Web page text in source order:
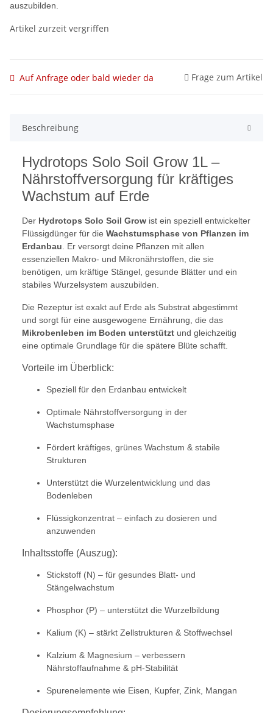
auszubilden.
Artikel zurzeit vergriffen
Auf Anfrage oder bald wieder da Frage zum Artikel
Beschreibung
Hydrotops Solo Soil Grow 1L –
Nährstoffversorgung für kräftiges
Wachstum auf Erde
Der Hydrotops Solo Soil Grow ist ein speziell entwickelter
Flüssigdünger für die Wachstumsphase von Pflanzen im
Erdanbau . Er versorgt deine Pflanzen mit allen
essenziellen Makro- und Mikronährstoffen, die sie
benötigen, um kräftige Stängel, gesunde Blätter und ein
stabiles Wurzelsystem auszubilden.
Die Rezeptur ist exakt auf Erde als Substrat abgestimmt
und sorgt für eine ausgewogene Ernährung, die das
Mikrobenleben im Boden unterstützt und gleichzeitig
eine optimale Grundlage für die spätere Blüte schafft.
Vorteile im Überblick:
Speziell für den Erdanbau entwickelt
Optimale Nährstoffversorgung in der
Wachstumsphase
Fördert kräftiges, grünes Wachstum & stabile
Strukturen
Unterstützt die Wurzelentwicklung und das
Bodenleben
Flüssigkonzentrat – einfach zu dosieren und
anzuwenden
Inhaltsstoffe (Auszug):
Stickstoff (N) – für gesundes Blatt- und
Stängelwachstum
Phosphor (P) – unterstützt die Wurzelbildung
Kalium (K) – stärkt Zellstrukturen & Stoffwechsel
Kalzium & Magnesium – verbessern
Nährstoffaufnahme & pH-Stabilität
Spurenelemente wie Eisen, Kupfer, Zink, Mangan